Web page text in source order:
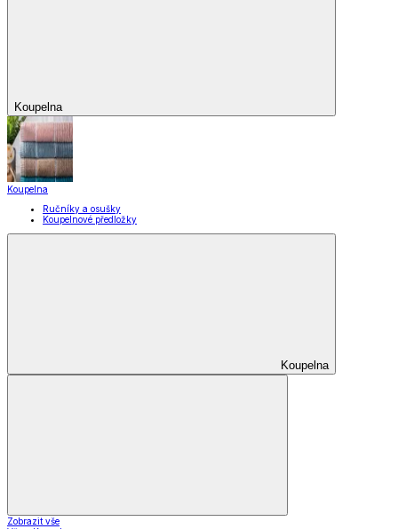
Koupelna
Koupelna
Ručníky a osušky
Koupelnové předložky
Koupelna
Zobrazit vše